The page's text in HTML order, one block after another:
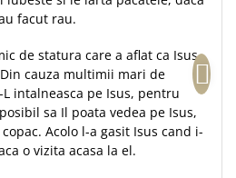
facut rau.
de statura care a aflat ca Isus
cauza multimii mari de
intalneasca pe Isus, pentru
sa Il poata vedea pe Isus,
Acolo l-a gasit Isus cand i-
o vizita acasa la el.